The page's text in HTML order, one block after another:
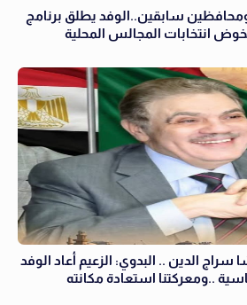
ومحافظين سابقين..الوفد يطلق برنامج
انتخابات المجالس المحلية
الدين .. البدوي: الزعيم أعاد الوفد
..ومعركتنا استعادة مكانته